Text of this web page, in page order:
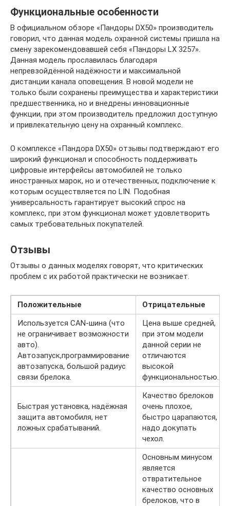
Функциональные особенности
В официальном обзоре «Пандоры DX50» производитель
говорил, что данная модель охранной системы пришла на
смену зарекомендовавшей себя «Пандоры LX 3257».
Данная модель прославилась благодаря
непревзойдённой надёжности и максимальной
дистанции канала оповещения. В новой модели не
только были сохранены преимущества и характеристики
предшественника, но и внедрены инновационные
функции, при этом производитель предложил доступную
и привлекательную цену на охранный комплекс.
О комплексе «Пандора DX50» отзывы подтверждают его
широкий функционал и способность поддерживать
цифровые интерфейсы автомобилей не только
иностранных марок, но и отечественных, подключение к
которым осуществляется по LIN. Подобная
универсальность гарантирует высокий спрос на
комплекс, при этом функционал может удовлетворить
самых требовательных покупателей.
Отзывы
Отзывы о данных моделях говорят, что критических
проблем с их работой практически не возникает.
Положительные
Отрицательные
Используется СAN-шина (что
не ограничивает возможности
авто).
Автозапуск,программирование
автозапуска, большой радиус
связи брелока.
Цена выше средней,
при этом модели
данной серии не
отличаются
высокой
функциональностью.
Быстрая установка, надёжная
защита автомобиля, нет
ложных срабатываний.
Качество брелоков
очень плохое,
быстро царапаются,
надо докупать
чехол.
Основным минусом
является
отвратительное
качество основных
брелоков, что в